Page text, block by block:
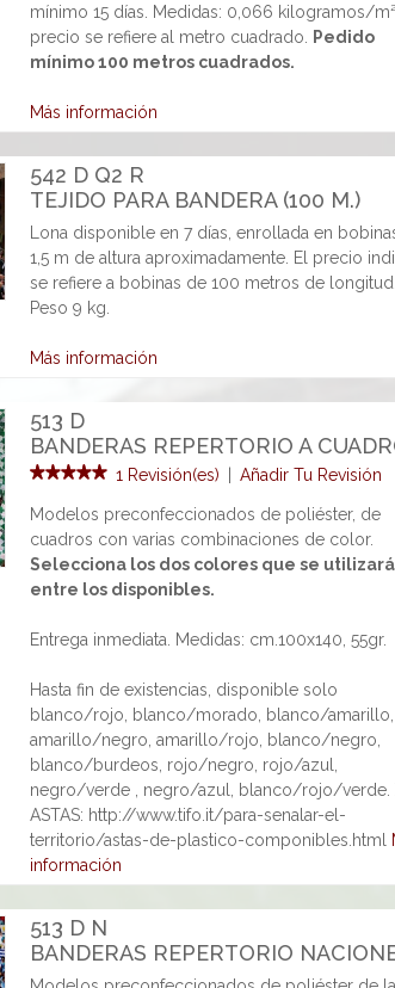
mínimo 15 días. Medidas: 0,066 kilogramos/
precio se refiere al metro cuadrado.
Pedido
mínimo 100 metros cuadrados.
Más información
542 D Q2 R
TEJIDO PARA BANDERA (100 M.)
Lona disponible en 7 días, enrollada en
1,5 m de altura aproximadamente. El precio
se refiere a bobinas de 100 metros de longitud.
Peso 9 kg.
Más información
513 D
BANDERAS REPERTORIO A
1 Revisión(es) Añadir Tu Revisión
Modelos preconfeccionados de poliéster, de
cuadros con varias combinaciones de color.
Selecciona los dos colores que se
entre los disponibles.
Entrega inmediata. Medidas: cm.100x140, 55gr.
Hasta fin de existencias, disponible solo
blanco/rojo, blanco/morado, blanco/amarillo,
amarillo/negro, amarillo/rojo, blanco/negro,
blanco/burdeos, rojo/negro, rojo/azul,
negro/verde , negro/azul, blanco/rojo/verde.
ASTAS: http://www.tifo.it/para-senalar-el-
territorio/astas-de-plastico-componibles.html
información
513 D N
BANDERAS REPERTORIO